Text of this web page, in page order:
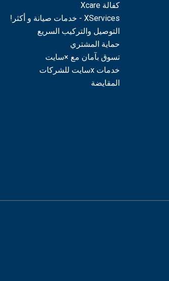
كفالة Xcare
XServices - خدمات صيانة و أكثر!
التوصيل والتركيب السريع
حماية المشتري
تسوق بآمان مع ×سايت
خدمات xسايت للشركات
المقايضة